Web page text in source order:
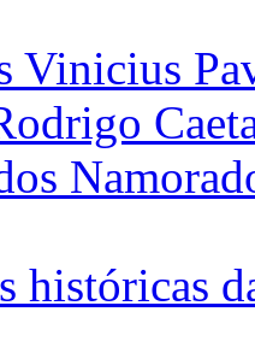
Vinicius
históricas